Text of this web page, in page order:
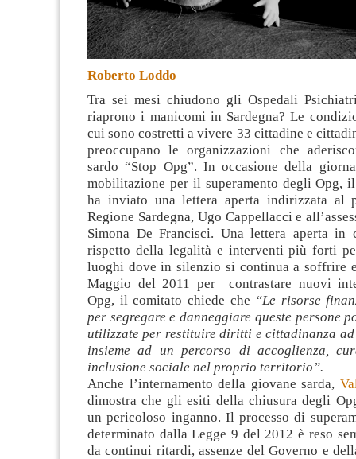
Roberto Loddo
Tra sei mesi chiudono gli Ospedali
riaprono i manicomi in Sardegna? Le
cui sono costretti a vivere 33 cittadine e
preoccupano le organizzazioni che
sardo “Stop Opg”. In occasione della
mobilitazione per il superamento degli Opg,
ha inviato una lettera aperta indirizzata al
Regione Sardegna, Ugo Cappellacci e
Simona De Francisci. Una lettera aperta
rispetto della legalità e interventi più forti
luoghi dove in silenzio si continua a soffrire
Maggio del 2011 per contrastare nuovi
Opg, il comitato chiede che “Le risorse
per segregare e danneggiare queste persone
utilizzate per restituire diritti e cittadinanza
insieme ad un percorso di accoglienza,
inclusione sociale nel proprio territorio”.
Anche l’internamento della giovane sarda,
dimostra che gli esiti della chiusura degli
un pericoloso inganno. Il processo di
determinato dalla Legge 9 del 2012 è reso
da continui ritardi, assenze del Governo e